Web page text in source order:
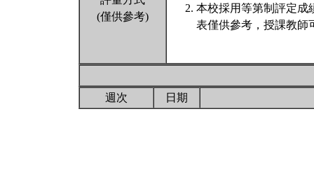
(僅供參考)
本校採用等第制評定成
表僅供參考，授課教師
週次 日期